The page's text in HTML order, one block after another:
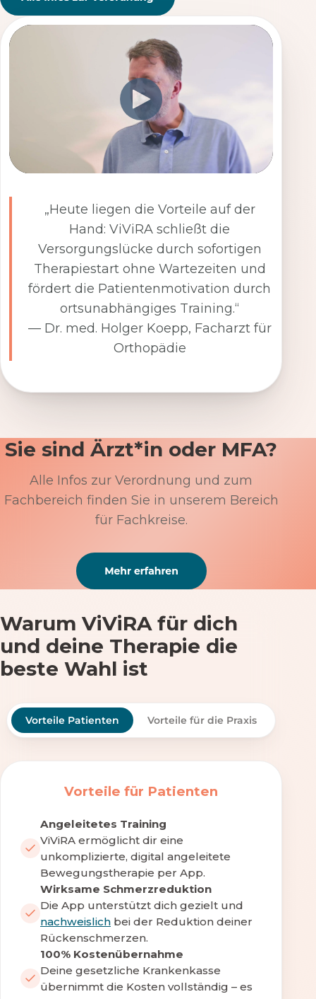
„Heute liegen die Vorteile auf der
Hand: ViViRA schließt die
Versorgungslücke durch sofortigen
Therapiestart ohne Wartezeiten und
fördert die Patientenmotivation durch
ortsunabhängiges Training.“
— Dr. med. Holger Koepp, Facharzt für
Orthopädie
Sie sind Ärzt*in oder MFA?
Alle Infos zur Verordnung und zum
Fachbereich finden Sie in unserem Bereich
für Fachkreise.
Warum ViViRA für dich
und deine Therapie die
beste Wahl ist
Vorteile Patienten Vorteile für die Praxis
Vorteile für Patienten
Angeleitetes Training
ViViRA ermöglicht dir eine
unkomplizierte, digital angeleitete
Bewegungstherapie per App.
Wirksame Schmerzreduktion
Die App unterstützt dich gezielt und
nachweislich bei der Reduktion deiner
Rückenschmerzen.
100% Kostenübernahme
Deine gesetzliche Krankenkasse
übernimmt die Kosten vollständig – es